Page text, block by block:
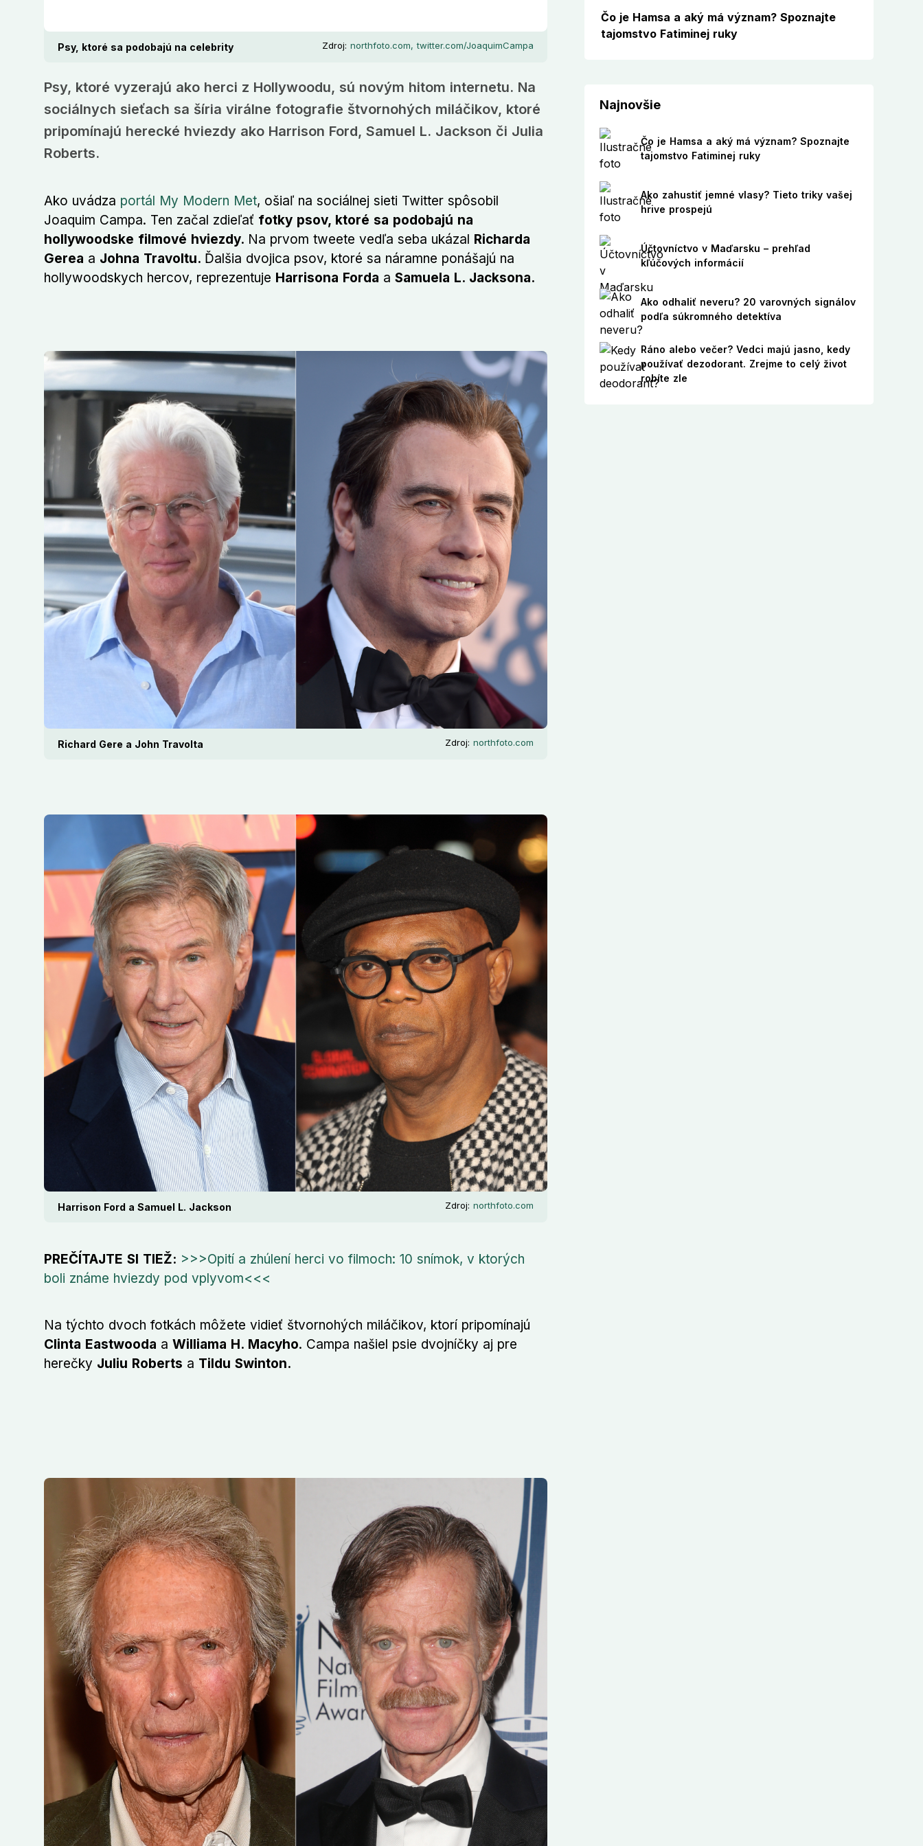
Psy, ktoré sa podobajú na celebrity Zdroj: northfoto.com, twitter.com/JoaquimCampa
Psy, ktoré vyzerajú ako herci z Hollywoodu, sú novým hitom internetu. Na
sociálnych sieťach sa šíria virálne fotografie štvornohých miláčikov, ktoré
pripomínajú herecké hviezdy ako Harrison Ford, Samuel L. Jackson či Julia
Roberts.
Ako uvádza portál My Modern Met, ošiaľ na sociálnej sieti Twitter spôsobil
Joaquim Campa. Ten začal zdieľať fotky psov, ktoré sa podobajú na
hollywoodske filmové hviezdy. Na prvom tweete vedľa seba ukázal Richarda
Gerea a Johna Travoltu. Ďalšia dvojica psov, ktoré sa náramne ponášajú na
hollywoodskych hercov, reprezentuje Harrisona Forda a Samuela L. Jacksona.
Richard Gere a John Travolta Zdroj: northfoto.com
Harrison Ford a Samuel L. Jackson Zdroj: northfoto.com
PREČÍTAJTE SI TIEŽ: >>>Opití a zhúlení herci vo filmoch: 10 snímok, v ktorých
boli známe hviezdy pod vplyvom<<<
Na týchto dvoch fotkách môžete vidieť štvornohých miláčikov, ktorí pripomínajú
Clinta Eastwooda a Williama H. Macyho. Campa našiel psie dvojníčky aj pre
herečky Juliu Roberts a Tildu Swinton.
Čo je Hamsa a aký má význam? Spoznajte
tajomstvo Fatiminej ruky
Najnovšie
Čo je Hamsa a aký má význam? Spoznajte
tajomstvo Fatiminej ruky
Ako zahustiť jemné vlasy? Tieto triky vašej
hrive prospejú
Účtovníctvo v Maďarsku – prehľad
kľúčových informácií
Ako odhaliť neveru? 20 varovných signálov
podľa súkromného detektíva
Ráno alebo večer? Vedci majú jasno, kedy
používať dezodorant. Zrejme to celý život
robíte zle